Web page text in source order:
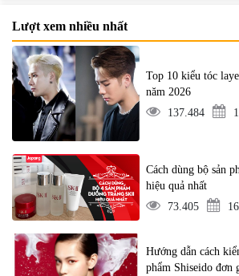
Lượt xem nhiều nhất
Top 10 kiểu tóc
năm 2026
137.484
Cách dùng bộ sản
hiệu quả nhất
73.405
Hướng dẫn cách
phẩm Shiseido đơn